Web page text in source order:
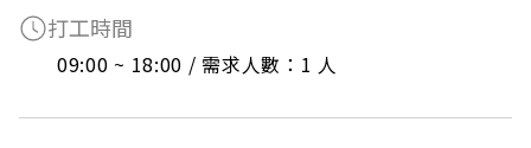
打工時間
09:00 ~ 18:00 / 需求人數：1 人